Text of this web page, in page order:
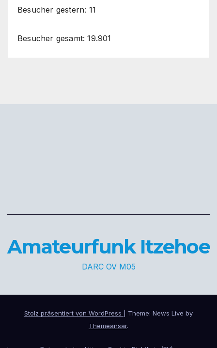
Besucher gestern: 11
Besucher gesamt:19.901
Amateurfunk Itzehoe
DARC OV M05
Stolz präsentiert von WordPress
Theme: News Live by
Themeansar.